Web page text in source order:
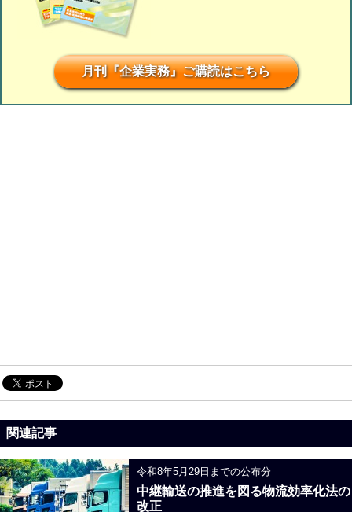
月刊『企業実務』ご購読はこちら
関連記事
令和8年5月29日までの公布分
中継輸送の推進を図る物流効率化法の
改正